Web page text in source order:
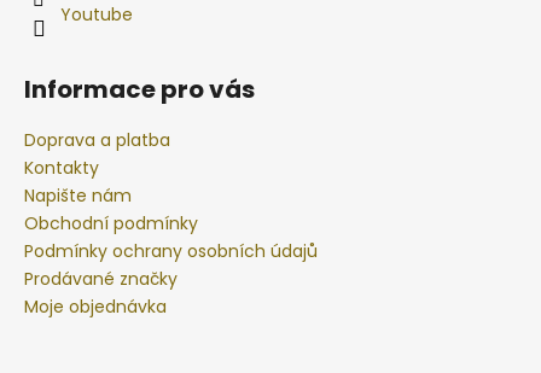
Youtube
Informace pro vás
Doprava a platba
Kontakty
Napište nám
Obchodní podmínky
Podmínky ochrany osobních údajů
Prodávané značky
Moje objednávka